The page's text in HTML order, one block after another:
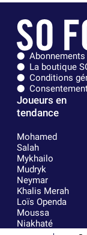
Abonnements
La boutique
Conditions
Joueurs en
tendance
Mohamed
Salah
Mykhailo
Mudryk
Neymar
Khalis Merah
Loïs Openda
Moussa
Niakhaté